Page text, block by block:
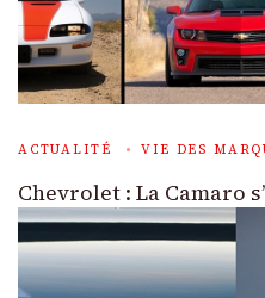
ACTUALITÉ VIE DES
Chevrolet : La Camaro